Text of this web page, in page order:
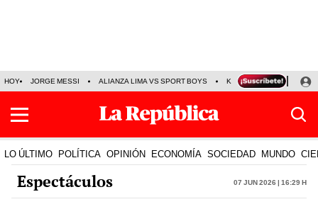
HOY JORGE MESSI ALIANZA LIMA VS SPORT BOYS KENJI FUJIMORI
LO ÚLTIMO POLÍTICA OPINIÓN ECONOMÍA SOCIEDAD MUNDO
Espectáculos 07 Jun 2026 | 16:29 h